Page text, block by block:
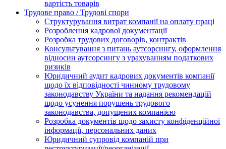
вартість товарів
Трудове право / Трудові спори
Cтруктурування витрат компанії на оплату праці
Розроблення кадрової документації
Розробка трудових договорів, контрактів
Консультування з питань аутсорсингу, оформлення
відносин аутсорсингу з урахуванням податкових
ризиків
Юридичний аудит кадрових документів компанії
щодо їх відповідності чинному трудовому
законодавству України та надання рекомендацій
щодо усунення порушень трудового
законодавства, допущених компанією
Розробка документів щодо захисту конфіденційної
інформації, персональних даних
Юридичний супровід компаній при